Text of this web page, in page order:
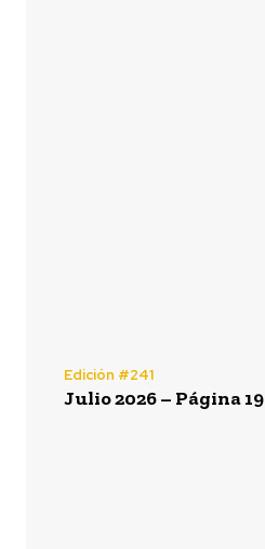
Edición #241
Julio 2026 – Página 19